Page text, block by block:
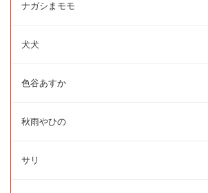
ナガシまモモ
犬犬
色谷あすか
秋雨やひの
サリ